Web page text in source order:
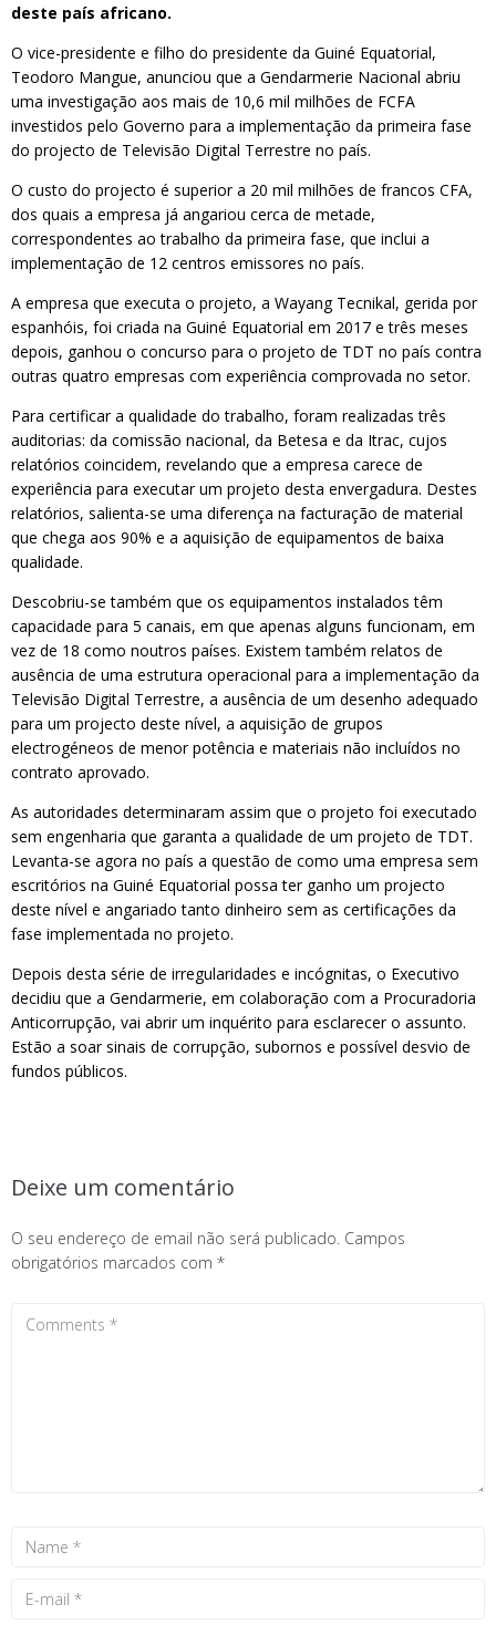
deste país africano.
O vice-presidente e filho do presidente da Guiné Equatorial,
Teodoro Mangue, anunciou que a Gendarmerie Nacional abriu
uma investigação aos mais de 10,6 mil milhões de FCFA
investidos pelo Governo para a implementação da primeira fase
do projecto de Televisão Digital Terrestre no país.
O custo do projecto é superior a 20 mil milhões de francos CFA,
dos quais a empresa já angariou cerca de metade,
correspondentes ao trabalho da primeira fase, que inclui a
implementação de 12 centros emissores no país.
A empresa que executa o projeto, a Wayang Tecnikal, gerida por
espanhóis, foi criada na Guiné Equatorial em 2017 e três meses
depois, ganhou o concurso para o projeto de TDT no país contra
outras quatro empresas com experiência comprovada no setor.
Para certificar a qualidade do trabalho, foram realizadas três
auditorias: da comissão nacional, da Betesa e da Itrac, cujos
relatórios coincidem, revelando que a empresa carece de
experiência para executar um projeto desta envergadura. Destes
relatórios, salienta-se uma diferença na facturação de material
que chega aos 90% e a aquisição de equipamentos de baixa
qualidade.
Descobriu-se também que os equipamentos instalados têm
capacidade para 5 canais, em que apenas alguns funcionam, em
vez de 18 como noutros países. Existem também relatos de
ausência de uma estrutura operacional para a implementação da
Televisão Digital Terrestre, a ausência de um desenho adequado
para um projecto deste nível, a aquisição de grupos
electrogéneos de menor potência e materiais não incluídos no
contrato aprovado.
As autoridades determinaram assim que o projeto foi executado
sem engenharia que garanta a qualidade de um projeto de TDT.
Levanta-se agora no país a questão de como uma empresa sem
escritórios na Guiné Equatorial possa ter ganho um projecto
deste nível e angariado tanto dinheiro sem as certificações da
fase implementada no projeto.
Depois desta série de irregularidades e incógnitas, o Executivo
decidiu que a Gendarmerie, em colaboração com a Procuradoria
Anticorrupção, vai abrir um inquérito para esclarecer o assunto.
Estão a soar sinais de corrupção, subornos e possível desvio de
fundos públicos.
Deixe um comentário
O seu endereço de email não será publicado. Campos
obrigatórios marcados com *